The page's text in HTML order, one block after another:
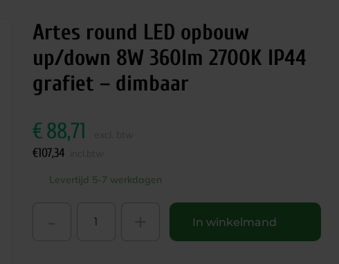
Artes round LED opbouw
up/down 8W 360lm 2700K IP44
grafiet – dimbaar
€88,71
€107,34
Levertijd 5-7 werkdagen
In winkelmand